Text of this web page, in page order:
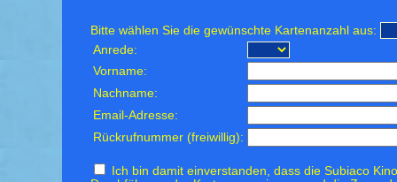
Bitte wählen Sie die gewünschte Kartenanzahl aus:
Anrede:
Vorname:
Nachname:
Email-Adresse:
Rückrufnummer (freiwillig):
Ich bin damit einverstanden, dass die Subiaco